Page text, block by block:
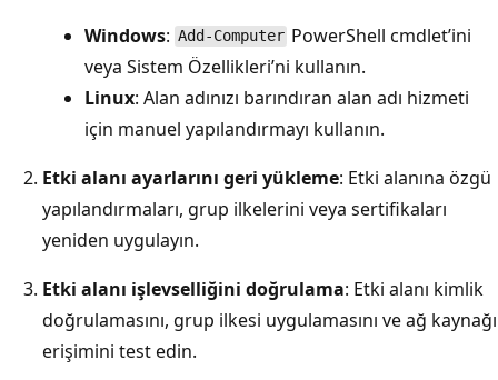
Windows: Add-Computer PowerShell cmdlet’ini
veya Sistem Özellikleri’ni kullanın.
Linux: Alan adınızı barındıran alan adı hizmeti
için manuel yapılandırmayı kullanın.
Etki alanı ayarlarını geri yükleme: Etki alanına özgü
yapılandırmaları, grup ilkelerini veya sertifikaları
yeniden uygulayın.
Etki alanı işlevselliğini doğrulama: Etki alanı kimlik
doğrulamasını, grup ilkesi uygulamasını ve ağ kaynağı
erişimini test edin.